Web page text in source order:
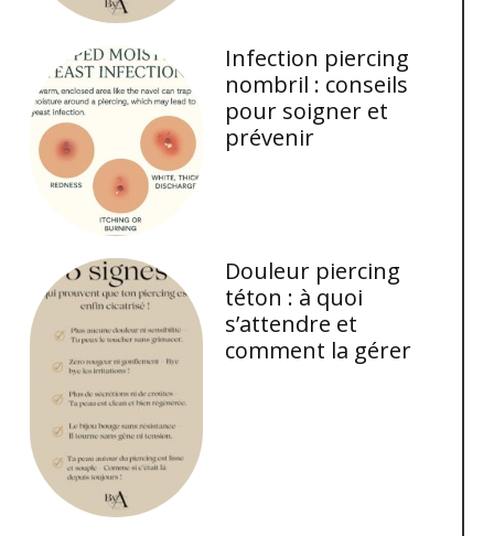
Infection piercing
nombril : conseils
pour soigner et
prévenir
Douleur piercing
téton : à quoi
s’attendre et
comment la gérer